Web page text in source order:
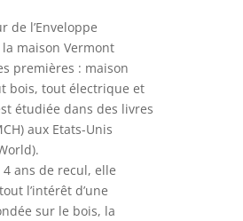
de l’Enveloppe
maison Vermont
premières : maison
bois, tout électrique et
étudiée dans des livres
aux Etats-Unis
ans de recul, elle
l’intérêt d’une
sur le bois, la